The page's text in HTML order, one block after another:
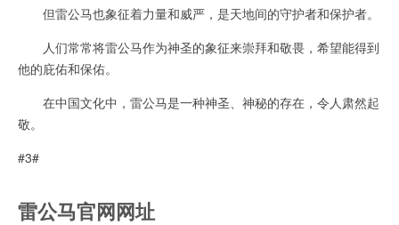
但雷公马也象征着力量和威严，是天地间的守护者和保护者。
人们常常将雷公马作为神圣的象征来崇拜和敬畏，希望能得到
他的庇佑和保佑。
在中国文化中，雷公马是一种神圣、神秘的存在，令人肃然起
敬。
#3#
雷公马官网网址